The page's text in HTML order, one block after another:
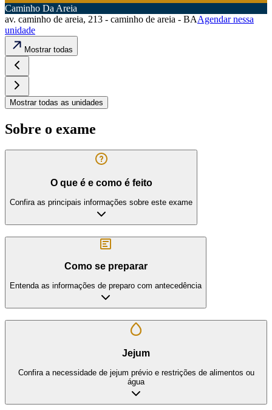
Caminho Da Areia
av. caminho de areia, 213 - caminho de areia - BAAgendar nessa
unidade
Mostrar todas
Mostrar todas as unidades
Sobre o exame
O que é e como é feito
Confira as principais informações sobre este exame
Como se preparar
Entenda as informações de preparo com antecedência
Jejum
Confira a necessidade de jejum prévio e restrições de alimentos ou
água